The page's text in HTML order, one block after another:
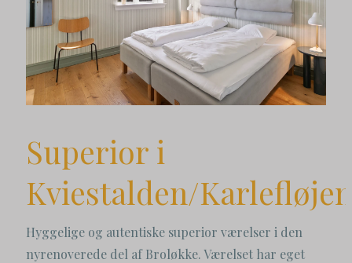
Superior i
Kviestalden/Karlefløjen
Hyggelige og autentiske superior værelser i den
nyrenoverede del af Broløkke. Værelset har eget